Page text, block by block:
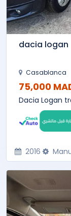
dacia logan
Casablanca
75,000
Dacia Logan
2016